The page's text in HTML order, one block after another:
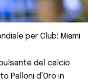
per Club: Miami
del calcio
Palloni d’Oro in